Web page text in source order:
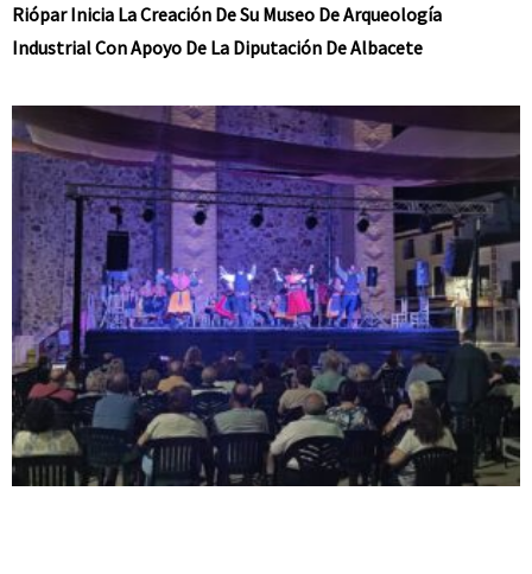
Riópar Inicia La Creación De Su Museo De Arqueología
Industrial Con Apoyo De La Diputación De Albacete